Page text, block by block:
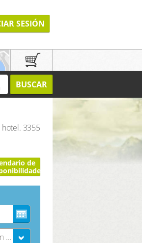
SESIÓN
BUSCAR
3355
de
1 habitacíon doble